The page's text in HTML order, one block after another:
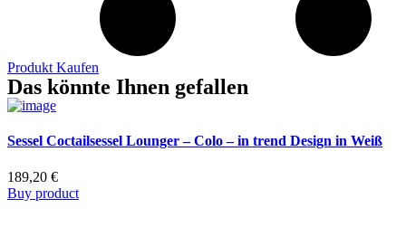
Produkt Kaufen
Das könnte Ihnen gefallen
Sessel Coctailsessel Lounger – Colo – in trend Design in Weiß
189,20 €
Buy product